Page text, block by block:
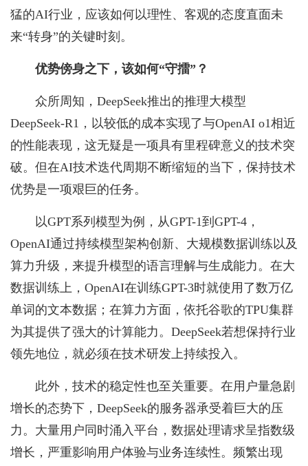
猛的AI行业，应该如何以理性、客观的态度直面未
来“转身”的关键时刻。
优势傍身之下，该如何“守擂”？
众所周知，DeepSeek推出的推理大模型
DeepSeek-R1，以较低的成本实现了与OpenAI o1相近
的性能表现，这无疑是一项具有里程碑意义的技术突
破。但在AI技术迭代周期不断缩短的当下，保持技术
优势是一项艰巨的任务。
以GPT系列模型为例，从GPT-1到GPT-4，
OpenAI通过持续模型架构创新、大规模数据训练以及
算力升级，来提升模型的语言理解与生成能力。在大
数据训练上，OpenAI在训练GPT-3时就使用了数万亿
单词的文本数据；在算力方面，依托谷歌的TPU集群
为其提供了强大的计算能力。DeepSeek若想保持行业
领先地位，就必须在技术研发上持续投入。
此外，技术的稳定性也至关重要。在用户量急剧
增长的态势下，DeepSeek的服务器承受着巨大的压
力。大量用户同时涌入平台，数据处理请求呈指数级
增长，严重影响用户体验与业务连续性。频繁出现